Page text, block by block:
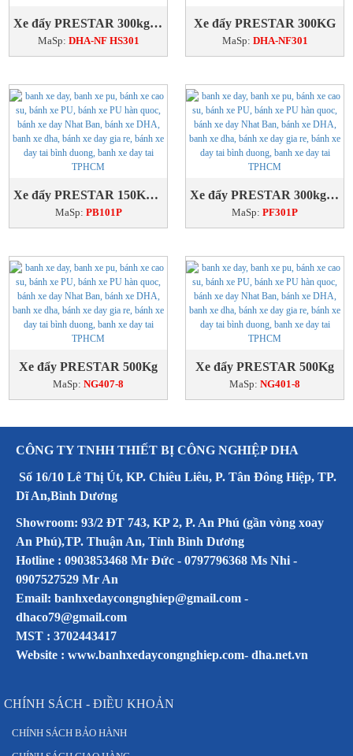
Xe đẩy PRESTAR 300kg có khóa
MaSp: DHA-NF HS301
Xe đẩy PRESTAR 300KG
MaSp: DHA-NF301
Xe đẩy PRESTAR 150Kg sàn nhựa
MaSp: PB101P
Xe đẩy PRESTAR 300kg Sàn nhựa
MaSp: PF301P
Xe đẩy PRESTAR 500Kg
MaSp: NG407-8
Xe đẩy PRESTAR 500Kg
MaSp: NG401-8
CÔNG TY TNHH THIẾT BỊ CÔNG NGHIỆP DHA
Số 16/10 Lê Thị Út, KP. Chiêu Liêu, P. Tân Đông Hiệp, TP.
Dĩ An,Bình Dương
Showroom: 93/2 ĐT 743, KP 2, P. An Phú (gần vòng xoay
An Phú),TP. Thuận An, Tỉnh Bình Dương
Hotline : 0903853468 Mr Đức - 0797796368 Ms Nhi -
0907527529 Mr An
Email: banhxedaycongnghiep@gmail.com -
dhaco79@gmail.com
MST : 3702443417
Website : www.banhxedaycongnghiep.com- dha.net.vn
CHÍNH SÁCH - ĐIỀU KHOẢN
CHÍNH SÁCH BẢO HÀNH